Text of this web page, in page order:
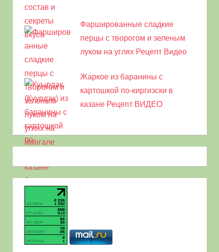
Фаршированные сладкие
перцы с творогом и зеленым
луком на углях Рецепт Видео
Жаркое из баранины с
картошкой по-киргизски в
казане Рецепт ВИДЕО